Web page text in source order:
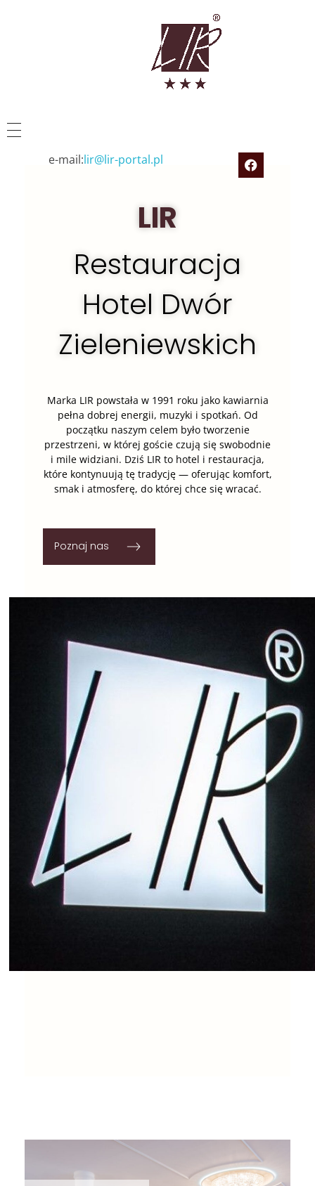
e-mail:lir@lir-portal.pl
LIR
Restauracja
Hotel Dwór
Zieleniewskich
Marka LIR powstała w 1991 roku jako kawiarnia
pełna dobrej energii, muzyki i spotkań. Od
początku naszym celem było tworzenie
przestrzeni, w której goście czują się swobodnie
i mile widziani. Dziś LIR to hotel i restauracja,
które kontynuują tę tradycję — oferując komfort,
smak i atmosferę, do której chce się wracać.
Poznaj nas